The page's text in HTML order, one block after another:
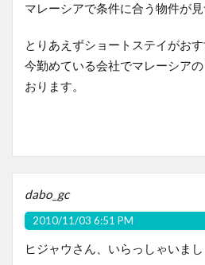
マレーシアで条件に合う物件が見
とりあえずショートステイがおす
今勤めている会社でマレーシア
おります。
dabo_gc
2010/11/03 6:51 PM
ヒジャウさん、いらっしゃいまし